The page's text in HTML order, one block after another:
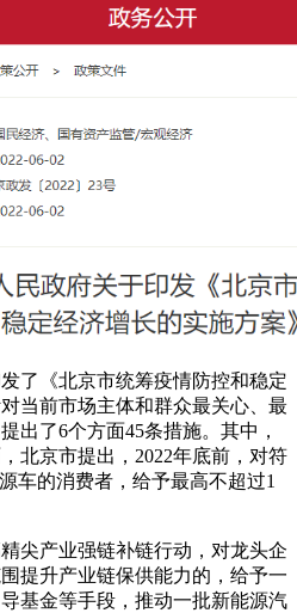
了《北京市统筹疫情防控和稳定
当前市场主体和群众最关心、最
出了6个方面45条措施。其中，
北京市提出， 2022年底前，对符
车的消费者，给予最高不超过1
尖产业强链补链行动，对龙头企
提升产业链保供能力的，给予一
基金等手段，推动一批新能源汽